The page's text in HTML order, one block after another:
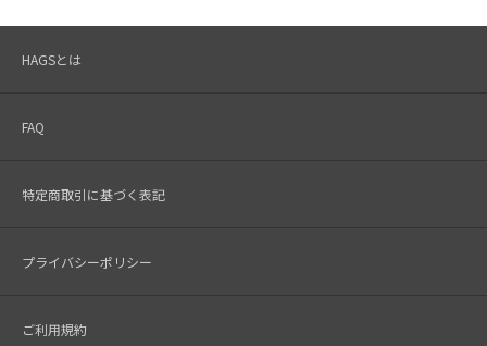
HAGSとは
FAQ
特定商取引に基づく表記
プライバシーポリシー
ご利用規約